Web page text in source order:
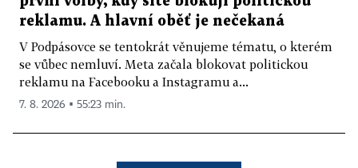
reklamu. A hlavní oběť je nečekaná
V Podpásovce se tentokrát věnujeme tématu, o kterém
se vůbec nemluví. Meta začala blokovat politickou
reklamu na Facebooku a Instagramu a...
7. 8. 2026 ▪ 55:23 min.